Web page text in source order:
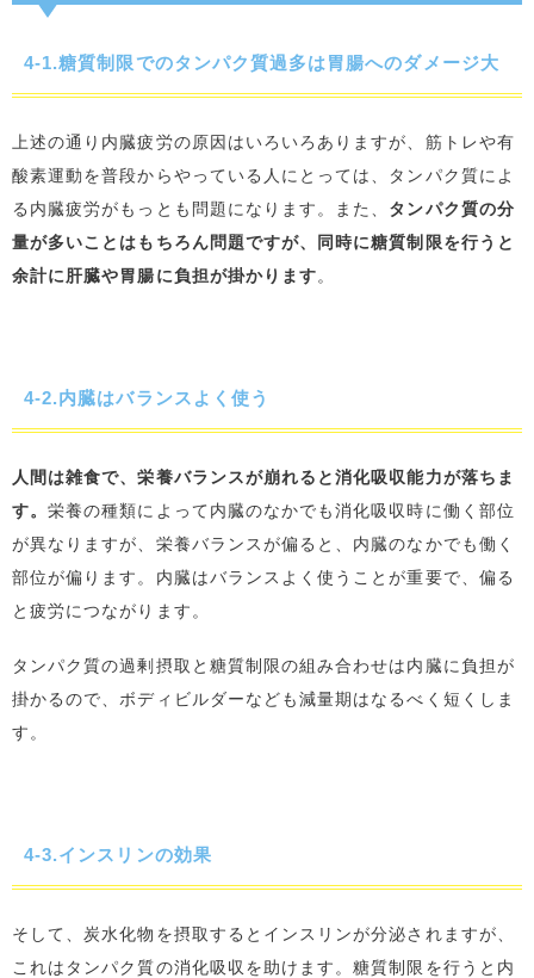
4-1.糖質制限でのタンパク質過多は胃腸へのダメージ大
上述の通り内臓疲労の原因はいろいろありますが、筋トレや有
酸素運動を普段からやっている人にとっては、タンパク質によ
る内臓疲労がもっとも問題になります。また、 タンパク質の分
量が多いことはもちろん問題ですが、同時に糖質制限を行うと
余計に肝臓や胃腸に負担が掛かります。
4-2.内臓はバランスよく使う
人間は雑食で、栄養バランスが崩れると消化吸収能力が落ちま
す。栄養の種類によって内臓のなかでも消化吸収時に働く部位
が異なりますが、栄養バランスが偏ると、内臓のなかでも働く
部位が偏ります。内臓はバランスよく使うことが重要で、偏る
と疲労につながります。
タンパク質の過剰摂取と糖質制限の組み合わせは内臓に負担が
掛かるので、ボディビルダーなども減量期はなるべく短くしま
す。
4-3.インスリンの効果
そして、炭水化物を摂取するとインスリンが分泌されますが、
これはタンパク質の消化吸収を助けます。糖質制限を行うと内